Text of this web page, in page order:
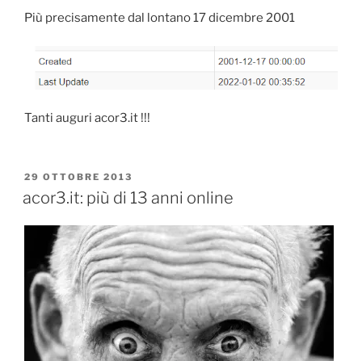
Più precisamente dal lontano 17 dicembre 2001
Tanti auguri acor3.it !!!
PUBBLICATO
29 OTTOBRE 2013
acor3.it: più di 13 anni online